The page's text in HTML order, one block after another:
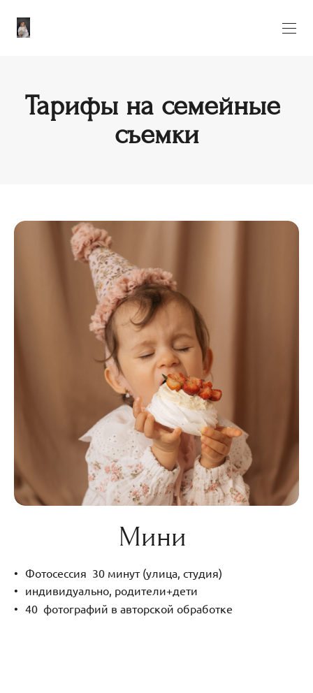
Тарифы на семейные
съемки
Мини
Фотосессия 30 минут (улица, студия)
индивидуально, родители+дети
40 фотографий в авторской обработке